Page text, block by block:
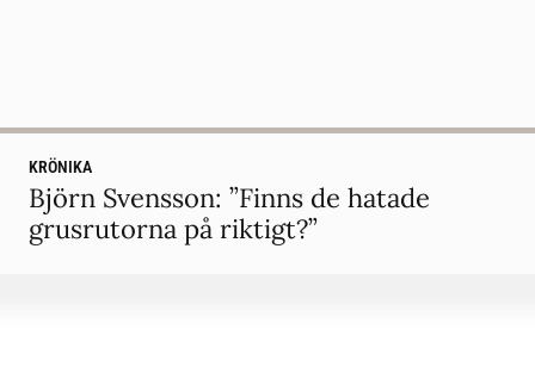
KRÖNIKA
Björn Svensson: ”Finns de hatade
grusrutorna på riktigt?”